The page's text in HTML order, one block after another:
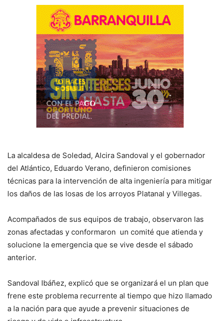
La alcaldesa de Soledad, Alcira Sandoval y el gobernador
del Atlántico, Eduardo Verano, definieron comisiones
técnicas para la intervención de alta ingeniería para mitigar
los daños de las losas de los arroyos Platanal y Villegas.
Acompañados de sus equipos de trabajo, observaron las
zonas afectadas y conformaron un comité que atienda y
solucione la emergencia que se vive desde el sábado
anterior.
Sandoval Ibáñez, explicó que se organizará el un plan que
frene este problema recurrente al tiempo que hizo llamado
a la nación para que ayude a prevenir situaciones de